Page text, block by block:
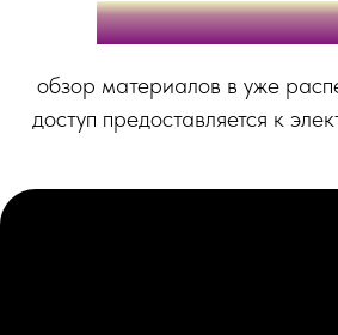
Вот так это
обзор материалов в уже
доступ предоставляется к